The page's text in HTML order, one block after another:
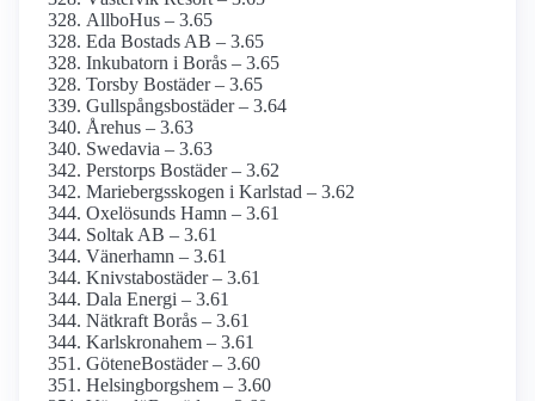
AllboHus – 3.65
Eda Bostads AB – 3.65
Inkubatorn i Borås – 3.65
Torsby Bostäder – 3.65
Gullspångsbostäder – 3.64
Årehus – 3.63
Swedavia – 3.63
Perstorps Bostäder – 3.62
Mariebergs­skogen i Karlstad – 3.62
Oxelösunds Hamn – 3.61
Soltak AB – 3.61
Vänerhamn – 3.61
Knivstabostäder – 3.61
Dala Energi – 3.61
Nätkraft Borås – 3.61
Karlskronahem – 3.61
GöteneBostäder – 3.60
Helsingborgshem – 3.60